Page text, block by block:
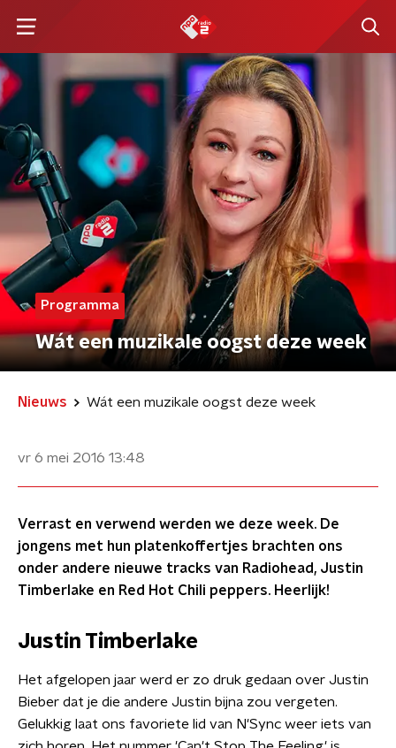
Programma
Wát een muzikale oogst deze week
Nieuws Wát een muzikale oogst deze week
vr 6 mei 2016 13:48
Verrast en verwend werden we deze week. De
jongens met hun platenkoffertjes brachten ons
onder andere nieuwe tracks van Radiohead, Justin
Timberlake en Red Hot Chili peppers. Heerlijk!
Justin Timberlake
Het afgelopen jaar werd er zo druk gedaan over Justin
Bieber dat je die andere Justin bijna zou vergeten.
Gelukkig laat ons favoriete lid van N'Sync weer iets van